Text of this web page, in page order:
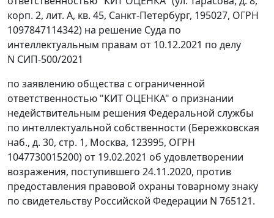
корп. 2, лит. А, кв. 45, Санкт-Петербург, 195027, ОГРН
1097847114342) на решение Суда по
интеллектуальным правам от 10.12.2021 по делу
N СИП-500/2021
по заявлению общества с ограниченной
ответственностью "КИТ ОЦЕНКА" о признании
недействительным решения Федеральной службы
по интеллектуальной собственности (Бережковская
наб., д. 30, стр. 1, Москва, 123995, ОГРН
1047730015200) от 19.02.2021 об удовлетворении
возражения, поступившего 24.11.2020, против
предоставления правовой охраны товарному знаку
по свидетельству Российской Федерации N 765121.